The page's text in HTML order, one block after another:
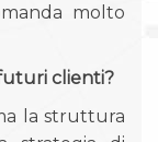
molto
clienti?
la struttura